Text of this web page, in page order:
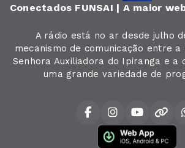
Conectados FUNSAI | A maior
A rádio está no ar desde julho
mecanismo de comunicação entre a
Senhora Auxiliadora do Ipiranga e a
uma grande variedade de